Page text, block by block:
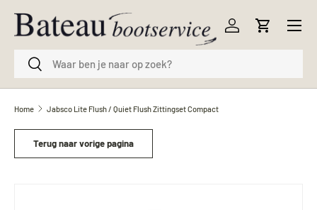
Ga naar inhoud
ZoekenZoeken
Inloggen
Menu
Home Jabsco Lite Flush / Quiet Flush Zittingset Compact
Terug naar vorige pagina